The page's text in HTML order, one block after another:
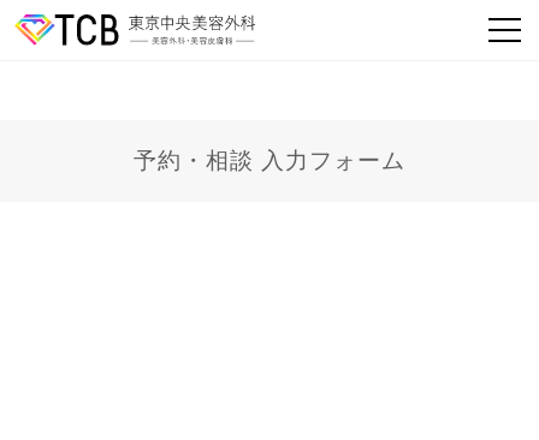
予約・相談 入力フォーム